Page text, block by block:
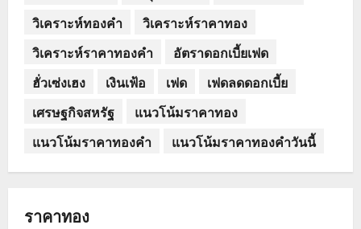
วิเคราะห์ทองคำ
วิเคราะห์ราคาทอง
วิเคราะห์ราคาทองคำ
อัตราดอกเบี้ยเฟด
ฮั่วเซ่งเฮง
เงินเฟ้อ เฟด
เฟดลดดอกเบี้ย
เศรษฐกิจสหรัฐ
แนวโน้มราคาทอง
แนวโน้มราคาทองคำ
แนวโน้มราคาทองคำวันนี้
ราคาทอง